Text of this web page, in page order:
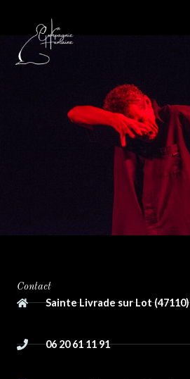
contenu
Contact
Sainte Livrade sur Lot (47110)
06 20 61 11 91